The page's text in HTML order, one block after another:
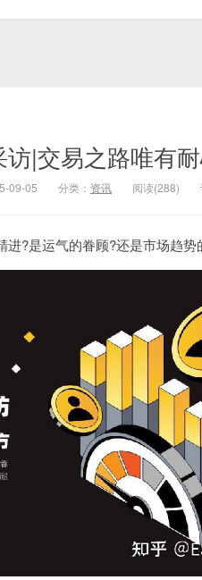
|交易之路唯有
09-05 分类： 资讯 阅读(288)
?是运气的眷顾?还是市场趋势